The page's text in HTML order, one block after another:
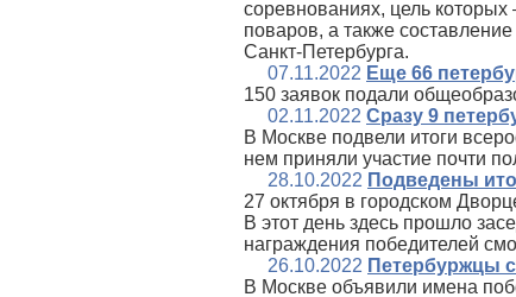
соревнованиях, цель
поваров, а также
Санкт‑Петербурга.
07.11.2022 Еще 66
150 заявок подали
02.11.2022 Сразу 9
В Москве подвели итоги
нем приняли участие почти
28.10.2022 Подведены
27 октября в городском
В этот день здесь прошло
награждения победителей
26.10.2022 Петербуржцы
В Москве объявили имена